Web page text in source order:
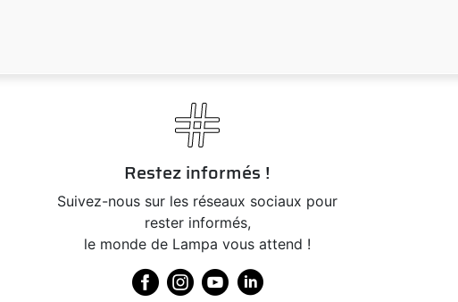
Restez informés !
Suivez-nous sur les réseaux sociaux pour
rester informés,
le monde de Lampa vous attend !